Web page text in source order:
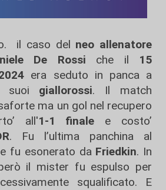
il caso del neo allenatore
De Rossi che il 15
era seduto in panca a
suoi giallorossi. Il match
ma un gol nel recupero
all'1-1 finale e costo’
. Fu l’ultima panchina al
fu esonerato da Friedkin. In
il mister fu espulso per
squalificato. E